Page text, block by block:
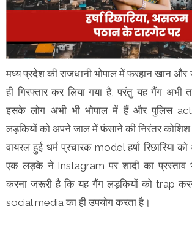
मध्य प्रदेश की राजधानी भोपाल में फरहान खान
ही गिरफ्तार कर लिया गया है, परंतु यह गैंग
इसके लोग अभी भी भोपाल में हैं और पुलिस
लड़कियों को अपने जाल में फंसाने की निरंतर
वायरल हुई धर्म प्रचारक model हर्षा रिछारिया
एक लड़के ने Instagram पर शादी का प्रस्ताव
करना जरूरी है कि यह गैंग लड़कियों को trap
social media का ही उपयोग करता है।